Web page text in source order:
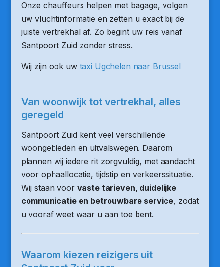
Onze chauffeurs helpen met bagage, volgen
uw vluchtinformatie en zetten u exact bij de
juiste vertrekhal af. Zo begint uw reis vanaf
Santpoort Zuid zonder stress.
Wij zijn ook uw taxi Ugchelen naar Brussel
Van woonwijk tot vertrekhal, alles
geregeld
Santpoort Zuid kent veel verschillende
woongebieden en uitvalswegen. Daarom
plannen wij iedere rit zorgvuldig, met aandacht
voor ophaallocatie, tijdstip en verkeerssituatie.
Wij staan voor vaste tarieven, duidelijke
communicatie en betrouwbare service, zodat
u vooraf weet waar u aan toe bent.
Waarom kiezen reizigers uit